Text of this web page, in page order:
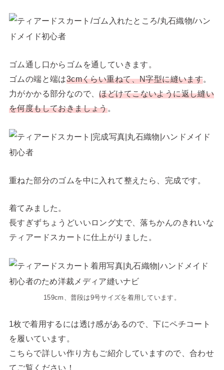
ゴム通し口からゴムを通していきます。
ゴムの端と端は3cmくらい重ねて、N字型に縫います。
力がかかる部分なので、ほどけてこないように返し縫い
を何度もしておきましょう。
重ねた部分のゴムを中に入れて整えたら、完成です。
着てみました。
長すぎずちょうどいいロング丈で、落ちかんのきれいな
ティアードスカートに仕上がりました。
159cm、普段は9号サイズを着用しています。
1枚で着用するには透け感があるので、下にペチコート
を履いています。
こちらで詳しい作り方もご紹介していますので、合わせ
てご覧ください！